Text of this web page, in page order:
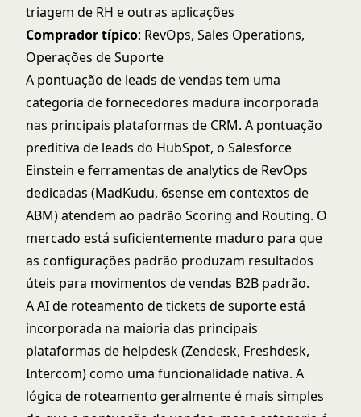
triagem de RH e outras aplicações
Comprador típico: RevOps, Sales Operations,
Operações de Suporte
A pontuação de leads de vendas tem uma
categoria de fornecedores madura incorporada
nas principais plataformas de CRM. A pontuação
preditiva de leads do HubSpot, o Salesforce
Einstein e ferramentas de analytics de RevOps
dedicadas (MadKudu, 6sense em contextos de
ABM) atendem ao padrão Scoring and Routing. O
mercado está suficientemente maduro para que
as configurações padrão produzam resultados
úteis para movimentos de vendas B2B padrão.
A AI de roteamento de tickets de suporte está
incorporada na maioria das principais
plataformas de helpdesk (Zendesk, Freshdesk,
Intercom) como uma funcionalidade nativa. A
lógica de roteamento geralmente é mais simples